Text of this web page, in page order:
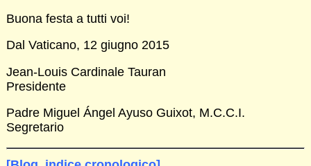
Buona festa a tutti voi!
Dal Vaticano, 12 giugno 2015
Jean-Louis Cardinale Tauran
Presidente
Padre Miguel Ángel Ayuso Guixot, M.C.C.I.
Segretario